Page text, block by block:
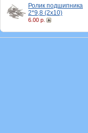
Ролик подшипника
2*9,8 (2х10)
6.00 р.